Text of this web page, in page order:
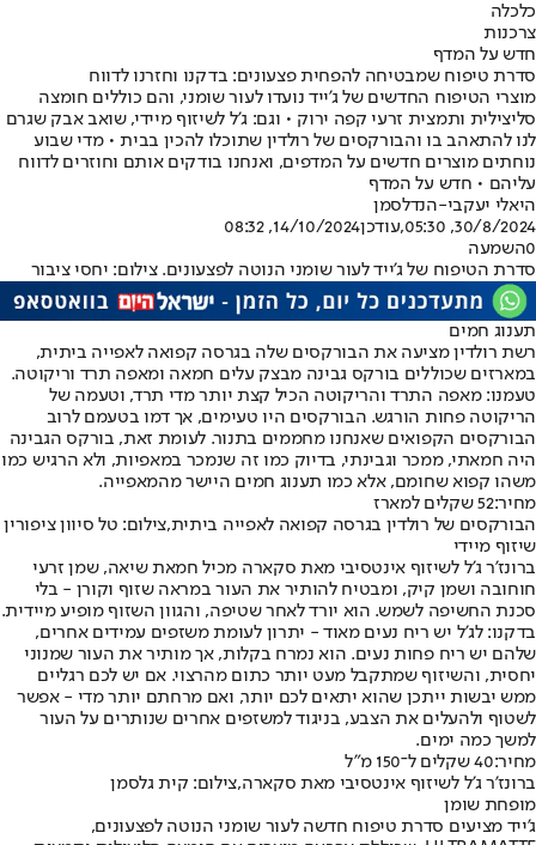
כלכלה
צרכנות
חדש על המדף
סדרת טיפוח שמבטיחה להפחית פצעונים: בדקנו וחזרנו לדווח
מוצרי הטיפוח החדשים של ג'ייד נועדו לעור שומני, והם כוללים חומצה
סליצילית ותמצית זרעי קפה ירוק • וגם: ג'ל לשיזוף מיידי, שואב אבק שגרם
לנו להתאהב בו והבורקסים של רולדין שתוכלו להכין בבית • מדי שבוע
נוחתים מוצרים חדשים על המדפים, ואנחנו בודקים אותם וחוזרים לדווח
עליהם • חדש על המדף
היאלי יעקבי-הנדלסמן
30/8/2024, 05:30
,עודכן14/10/2024, 08:32
0השמעה
סדרת הטיפוח של ג'ייד לעור שומני הנוטה לפצעונים. צילום: יחסי ציבור
תענוג חמים
רשת רולדין מציעה את הבורקסים שלה בגרסה קפואה לאפייה ביתית,
במארזים שכוללים בורקס גבינה מבצק עלים חמאה ומאפה תרד וריקוטה.
טעמנו: מאפה התרד והריקוטה הכיל קצת יותר מדי תרד, וטעמה של
הריקוטה פחות הורגש. הבורקסים היו טעימים, אך דמו בטעמם לרוב
הבורקסים הקפואים שאנחנו מחממים בתנור. לעומת זאת, בורקס הגבינה
היה חמאתי, ממכר וגבינתי, בדיוק כמו זה שנמכר במאפיות, ולא הרגיש כמו
משהו קפוא שחומם, אלא כמו תענוג חמים היישר מהמאפייה.
מחיר:52 שקלים למארז
הבורקסים של רולדין בגרסה קפואה לאפייה ביתית,צילום: טל סיוון ציפורין
שיזוף מיידי
ברונז'ר ג'ל לשיזוף אינטסיבי מאת סקארה מכיל חמאת שיאה, שמן זרעי
חוחובה ושמן קיק, ומבטיח להותיר את העור במראה שזוף וקורן - בלי
סכנת החשיפה לשמש. הוא יורד לאחר שטיפה, והגוון השזוף מופיע מיידית.
בדקנו: לג'ל יש ריח נעים מאוד - יתרון לעומת משזפים עמידים אחרים,
שלהם יש ריח פחות נעים. הוא נמרח בקלות, אך מותיר את העור שמנוני
יחסית, והשיזוף שמתקבל מעט יותר כתום מהרצוי. אם יש לכם רגליים
ממש יבשות ייתכן שהוא יתאים לכם יותר, ואם מרחתם יותר מדי - אפשר
לשטוף ולהעלים את הצבע, בניגוד למשזפים אחרים שנותרים על העור
למשך כמה ימים.
מחיר:40 שקלים ל־150 מ"ל
ברונז'ר ג'ל לשיזוף אינטסיבי מאת סקארה,צילום: קית גלסמן
מופחת שומן
ג'ייד מציעים סדרת טיפוח חדשה לעור שומני הנוטה לפצעונים,